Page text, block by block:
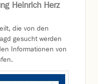
Heinrich Herz
die von den
gesucht werden
Informationen von